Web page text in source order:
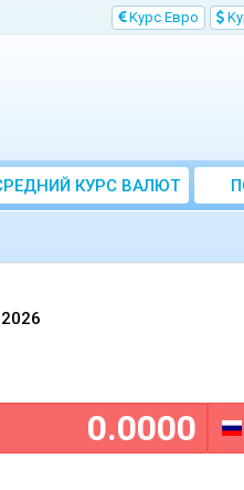
Kурс Евро
КУРС ВАЛЮТ
ЗА МЕСЯЦ